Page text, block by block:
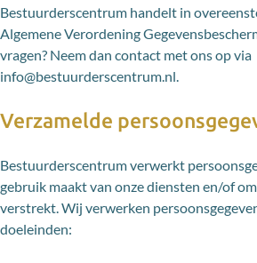
Bestuurderscentrum handelt in
Algemene Verordening
vragen? Neem dan contact met ons op via
info@bestuurderscentrum.nl.
Verzamelde
Bestuurderscentrum verwerkt
gebruik maakt van onze diensten en/of
verstrekt. Wij verwerken
doeleinden: